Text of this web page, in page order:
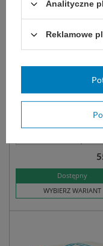
Igła Sterican (100 szt.)
Braun
Igły iniekcyjne
użytku. Przeznaczone do
dotętniczych i
Nasadka koloru szarego.
27G 0,4 x 40 mm
Dostępny
WYBIERZ WARIANT
Analityczne
Reklamowe